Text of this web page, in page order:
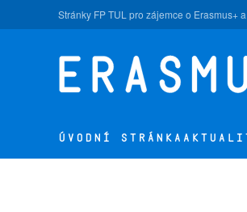
Stránky FP TUL pro zájemce o Erasmus+
ÚVODNÍ STRÁNKA